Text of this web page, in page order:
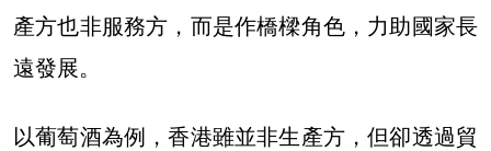
產方也非服務方，而是作橋樑角色，力助國家長
遠發展。
以葡萄酒為例，香港雖並非生產方，但卻透過貿